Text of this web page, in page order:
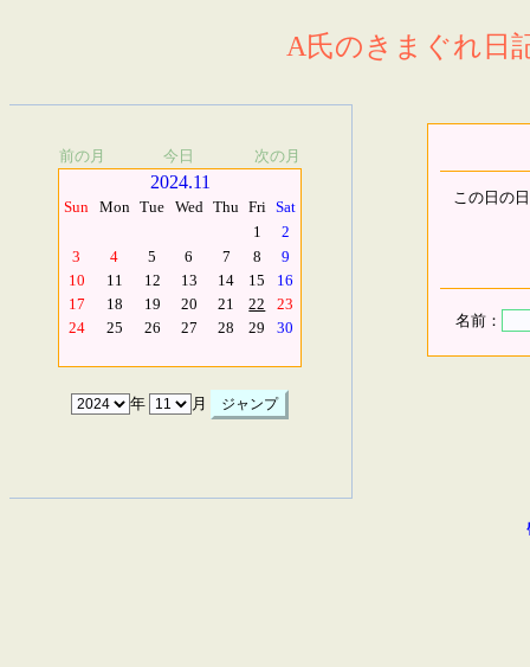
A氏のきまぐれ日
前の月 今日 次の月
2024.11
Sun Mon Tue Wed Thu Fri Sat
1
2
3
4 5 6 7 8
9
10
11 12 13 14 15
16
17
18 19 20 21 22
23
24
25 26 27 28 29 30
年 月
この日の
名前：